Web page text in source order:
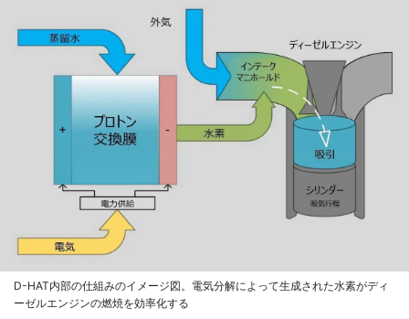
D-HAT内部の仕組みのイメージ図。電気分解によって生成された水素がディ
ーゼルエンジンの燃焼を効率化する